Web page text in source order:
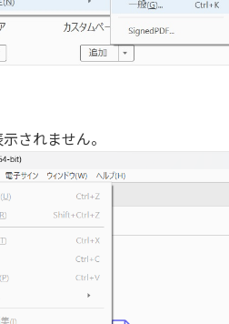
されません。